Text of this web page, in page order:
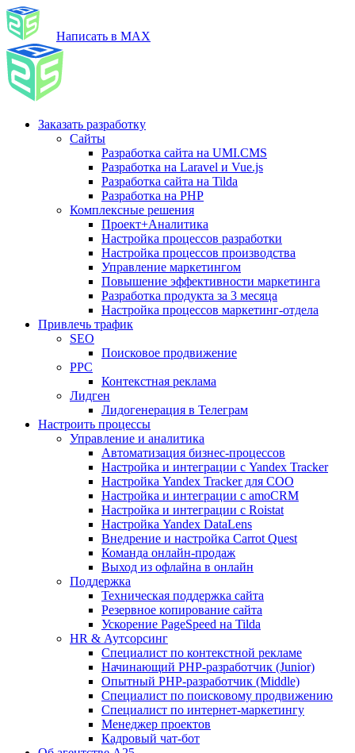
Написать в MAX
Заказать разработку
Сайты
Разработка сайта на UMI.CMS
Разработка на Laravel и Vue.js
Разработка сайта на Tilda
Разработка на PHP
Комплексные решения
Проект+Аналитика
Настройка процессов разработки
Настройка процессов производства
Управление маркетингом
Повышение эффективности маркетинга
Разработка продукта за 3 месяца
Настройка процессов маркетинг-отдела
Привлечь трафик
SEO
Поисковое продвижение
PPC
Контекстная реклама
Лидген
Лидогенерация в Телеграм
Настроить процессы
Управление и аналитика
Автоматизация бизнес-процессов
Настройка и интеграции с Yandex Tracker
Настройка Yandex Tracker для СОО
Настройка и интеграции с amoCRM
Настройка и интеграции с Roistat
Настройка Yandex DataLens
Внедрение и настройка Carrot Quest
Команда онлайн-продаж
Выход из офлайна в онлайн
Поддержка
Техническая поддержка сайта
Резервное копирование сайта
Ускорение PageSpeed на Tilda
HR & Аутсорсинг
Специалист по контекстной рекламе
Начинающий PHP-разработчик (Junior)
Опытный PHP-разработчик (Middle)
Специалист по поисковому продвижению
Специалист по интернет-маркетингу
Менеджер проектов
Кадровый чат-бот